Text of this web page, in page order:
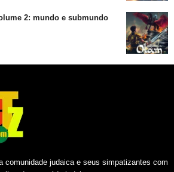
2: mundo e submundo
comunidade judaica e seus simpatizantes com